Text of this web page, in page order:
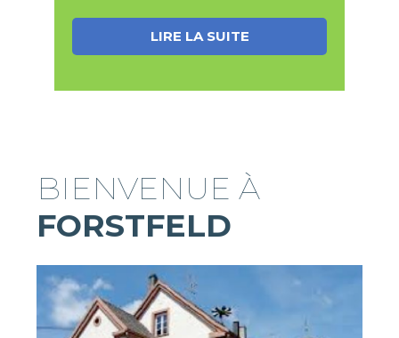
LIRE LA SUITE
BIENVENUE À
FORSTFELD